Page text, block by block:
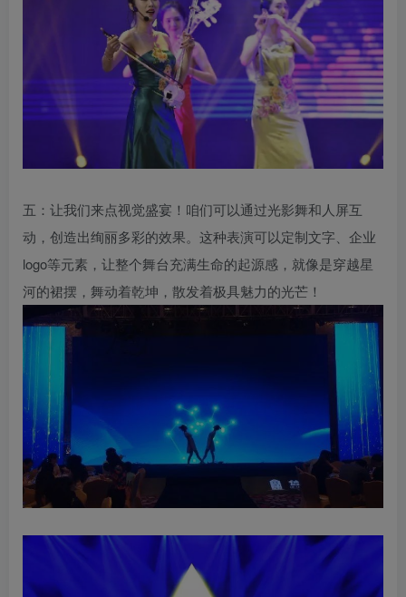
五：让我们来点视觉盛宴！咱们可以通过光影舞和人屏互
动，创造出绚丽多彩的效果。这种表演可以定制文字、企业
logo等元素，让整个舞台充满生命的起源感，就像是穿越星
河的裙摆，舞动着乾坤，散发着极具魅力的光芒！